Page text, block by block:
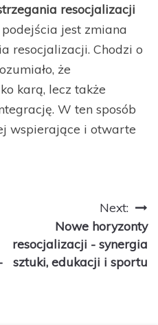
resocjalizacji
jest zmiana
resocjalizacji. Chodzi o
że
karą, lecz także
W ten sposób
wspierające i otwarte
Next:
Nowe horyzonty
resocjalizacji - synergia
sztuki, edukacji i sportu